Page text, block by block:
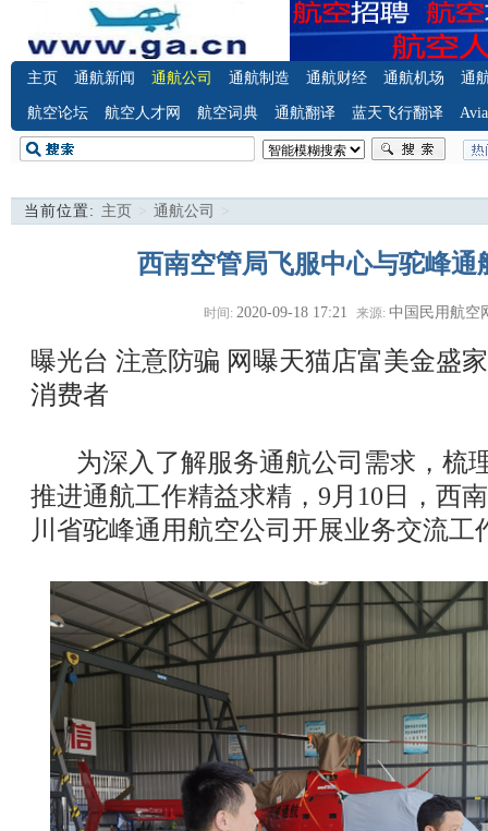
主页 通航新闻 通航公司 通航制造 通航财经 通航机场 通
航空论坛 航空人才网 航空词典 通航翻译 蓝天飞行翻译
当前位置: 主页 > 通航公司 >
西南空管局飞服中心与驼峰通
时间: 2020-09-18 17:21 来源: 中国民用航空
曝光台 注意防骗 网曝天猫店富美金盛
消费者
为深入了解服务通航公司需求，梳
推进通航工作精益求精，9月10日，西
川省驼峰通用航空公司开展业务交流工